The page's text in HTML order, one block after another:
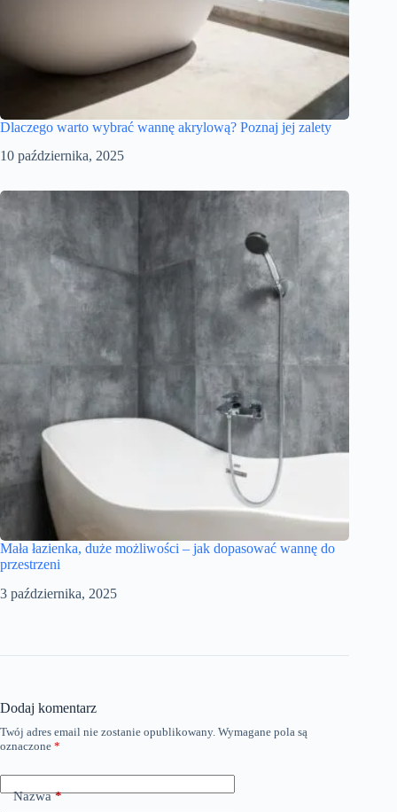
Dlaczego warto wybrać wannę akrylową? Poznaj jej zalety
10 października, 2025
Mała łazienka, duże możliwości – jak dopasować wannę do
przestrzeni
3 października, 2025
Dodaj komentarz
Twój adres email nie zostanie opublikowany. Wymagane pola są
oznaczone *
Nazwa*